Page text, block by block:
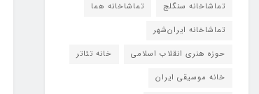
تماشاخانه سنگلج
تماشاخانه هما
تماشاخانه‌ ایران‌شهر
حوزه هنری انقلاب اسلامی
خانه تئاتر
خانه موسیقی ایران